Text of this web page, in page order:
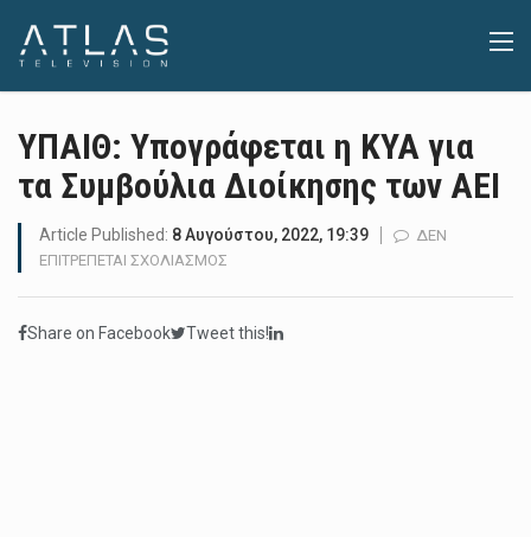
ΥΠΑΙΘ: Υπογράφεται η ΚΥΑ για
τα Συμβούλια Διοίκησης των ΑΕΙ
Article Published: 8 Αυγούστου, 2022, 19:39
ΔΕΝ
ΕΠΙΤΡΈΠΕΤΑΙ ΣΧΟΛΙΑΣΜΌΣ
Η
Share on Facebook Tweet this!